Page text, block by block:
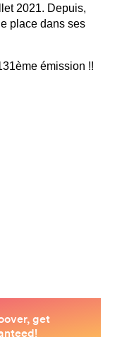
2021. Depuis,
place dans ses
émission !!